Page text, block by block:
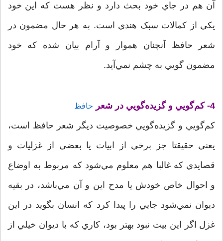
آن هم در جاي خود بحث دارد و نظر هست که اين خود
يکي از کمالات سبک هندي است. به هر حال مضمون در
شعر حافظ آنچنان هموار و آرام بيان شده که خود
مضمون گويي به چشم نمي‌آيد.
4- کم‌گويي و گزيده‌گويي در شعر حافظ
کم‌گويي و گزيده‌گويي خصوصيت ديگر شعر حافظ است،
يعني حقيقتا جز برخي از ابيات يا بعضي از غزليات و
قصايدي که غالبا هم معلوم مي‌شود که مربوط به اوضاع
و احوال خاص خودش يا مدح اين و آن مي‌باشد، در بقيه
ديوان نمي‌شود جايي را پيدا کرد که انسان بگويد در اين
غزل اگر اين بيت نبود بهتر بود، کاري که با ديوان خيلي از